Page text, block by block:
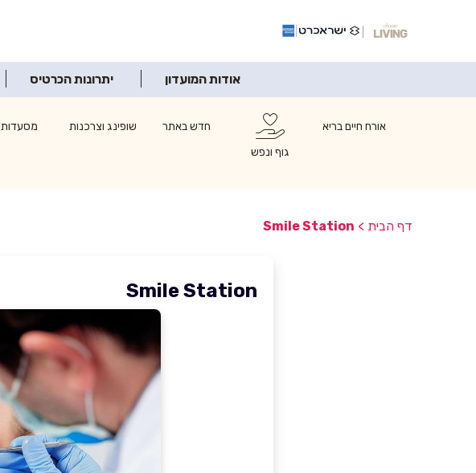
אודות המועדון יתרונות הכרטיס
אורח חיים בריא
גוף ונפש
חדש באתר שופינג וצרכנות מסעדות
דף הבית >
Smile Station
Smile Station